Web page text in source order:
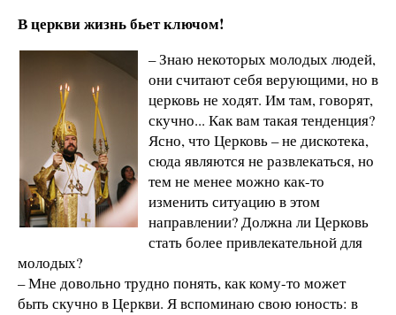
В церкви жизнь бьет ключом!
– Знаю некоторых молодых людей,
они считают себя верующими, но в
церковь не ходят. Им там, говорят,
скучно... Как вам такая тенденция?
Ясно, что Церковь – не дискотека,
сюда являются не развлекаться, но
тем не менее можно как-то
изменить ситуацию в этом
направлении? Должна ли Церковь
стать более привлекательной для
молодых?
– Мне довольно трудно понять, как кому-то может
быть скучно в Церкви. Я вспоминаю свою юность: в